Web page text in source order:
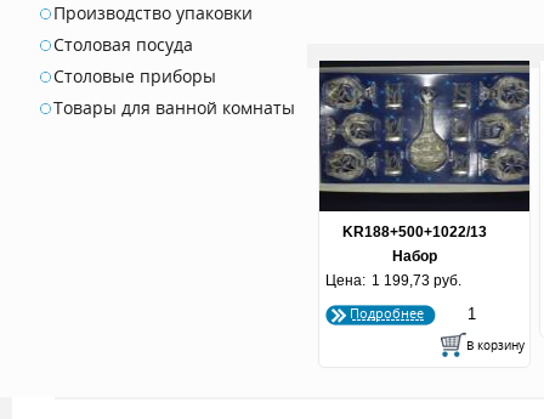
Производство упаковки
Столовая посуда
Столовые приборы
Товары для ванной комнаты
KR188+500+1022/13
Набор
бренди+графин+стопки
"Лилия"
Цена: 1 199,73 руб.
Подробнее